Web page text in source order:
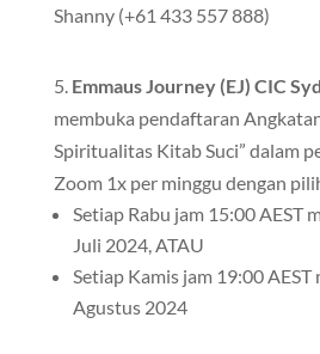
Shanny (+61 433 557 888)
5. Emmaus Journey (EJ) CIC
membuka pendaftaran
Spiritualitas Kitab Suci” dalam
Zoom 1x per minggu dengan
Setiap Rabu jam 15:00 AEST
Juli 2024, ATAU
Setiap Kamis jam 19:00 AEST
Agustus 2024